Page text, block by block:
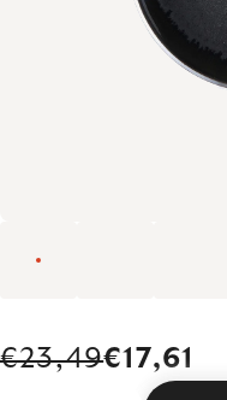
€23,49€17,61